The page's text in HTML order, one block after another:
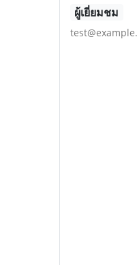
ผู้เยี่ยมชม